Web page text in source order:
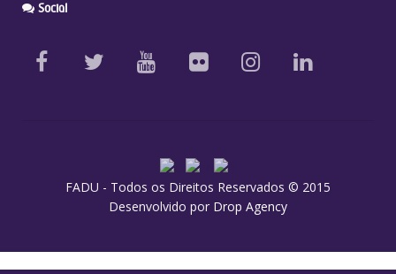
Social
FADU - Todos os Direitos Reservados © 2015
Desenvolvido por Drop Agency